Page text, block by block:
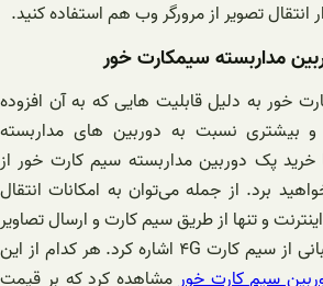
انتقال تصویر از مرورگر وب هم استفاده کنید.
مداربسته سیمکارت خور
خور به دلیل قابلیت هایی که به آن افزوده
بیشتری نسبت به دوربین های مداربسته
خرید پک دوربین مداربسته سیم کارت خور از
برد. از جمله می‌توان به امکانات انتقال
و تنها از طریق سیم کارت و ارسال تصاویر
با تاخیر بسیار کم و پشتیبانی از سیم کارت ۴G اشاره کرد. هر کدام از این
سیم کارت خورمشاهده کرد که بر قیمت